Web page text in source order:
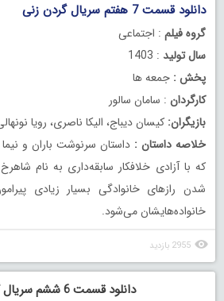
دانلود قسمت 7 هفتم سریال گردن زنی
گروه فیلم : اجتماعی
سال تولید : 1403
پخش : جمعه ها
کارگردان : سامان سالور
بازیگران: کیسان دیباج، الیکا ناصری، رویا
خلاصه داستان : داستان سرنوشت باران و
که با آزادی خلافکار سابقه‌داری به نام
شدن رازهای خانوادگی بسیار زیادی
خانواده‌هایشان می‌شود.
2955 بازدید
دانلود قسمت 6 ششم سریال گردن زنی